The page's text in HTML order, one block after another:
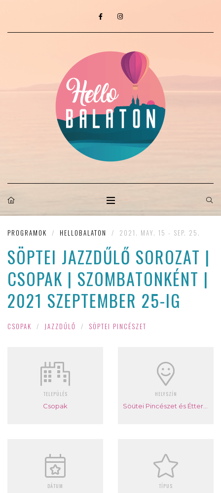
PROGRAMOK / HELLOBALATON / 2021. MAY. 15 - SEP. 25.
SÖPTEI JAZZDŰLŐ SOROZAT |
CSOPAK | SZOMBATONKÉNT |
2021 SZEPTEMBER 25-IG
CSOPAK / JAZZDŰLŐ / SÖPTEI PINCÉSZET
TELEPÜLÉS
Csopak
HELYSZÍN
DÁTUM TÍPUS